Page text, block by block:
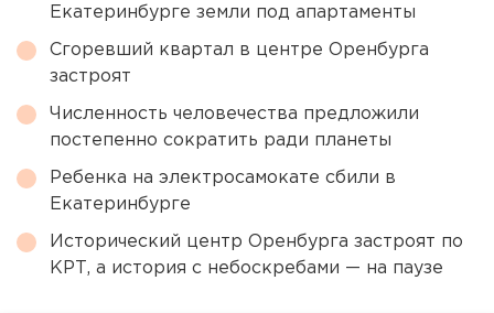
Екатеринбурге земли под апартаменты
Сгоревший квартал в центре Оренбурга
застроят
Численность человечества предложили
постепенно сократить ради планеты
Ребенка на электросамокате сбили в
Екатеринбурге
Исторический центр Оренбурга застроят по
КРТ, а история с небоскребами — на паузе